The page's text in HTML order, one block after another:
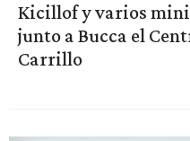
Kicillof y varios
junto a Bucca el
Carrillo